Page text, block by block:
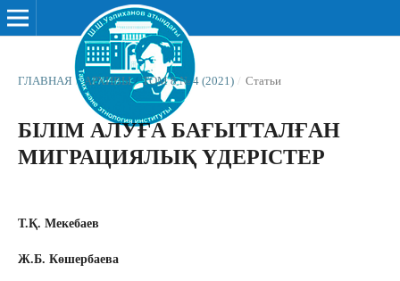
ГЛАВНАЯ / АРХИВЫ / ТОМ 8 № 4 (2021) / Статьи
БІЛІМ АЛУҒА БАҒЫТТАЛҒАН
МИГРАЦИЯЛЫҚ ҮДЕРІСТЕР
Т.Қ. Мекебаев
Ж.Б. Көшербаева